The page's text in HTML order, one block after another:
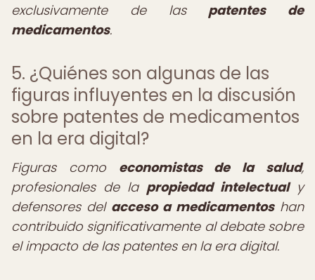
exclusivamente de las patentes de
medicamentos.
5. ¿Quiénes son algunas de las
figuras influyentes en la discusión
sobre patentes de medicamentos
en la era digital?
Figuras como economistas de la salud,
profesionales de la propiedad intelectualy
defensores del acceso a medicamentoshan
contribuido significativamente al debate sobre
el impacto de las patentes en la era digital.